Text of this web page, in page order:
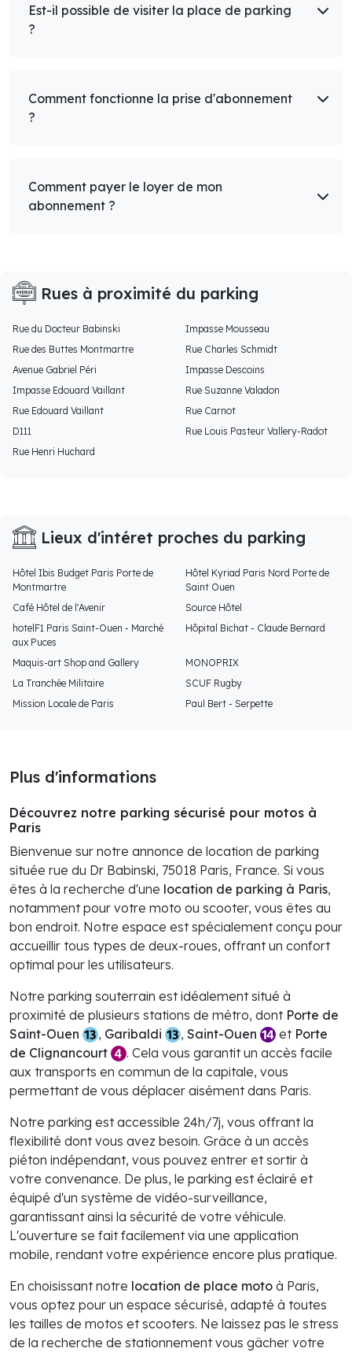
Est-il possible de visiter la place de parking
?
Comment fonctionne la prise d'abonnement
?
Comment payer le loyer de mon
abonnement ?
Rues à proximité du parking
Rue du Docteur Babinski
Impasse Mousseau
Rue des Buttes Montmartre
Rue Charles Schmidt
Avenue Gabriel Péri
Impasse Descoins
Impasse Edouard Vaillant
Rue Suzanne Valadon
Rue Edouard Vaillant
Rue Carnot
D111
Rue Louis Pasteur Vallery-Radot
Rue Henri Huchard
Lieux d'intéret proches du parking
Hôtel Ibis Budget Paris Porte de
Montmartre
Hôtel Kyriad Paris Nord Porte de
Saint Ouen
Café Hôtel de l'Avenir
Source Hôtel
hotelF1 Paris Saint-Ouen - Marché
aux Puces
Hôpital Bichat - Claude Bernard
Maquis-art Shop and Gallery
MONOPRIX
La Tranchée Militaire
SCUF Rugby
Mission Locale de Paris
Paul Bert - Serpette
Plus d'informations
Découvrez notre parking sécurisé pour motos à
Paris
Bienvenue sur notre annonce de location de parking
située rue du Dr Babinski, 75018 Paris, France. Si vous
êtes à la recherche d'une location de parking à Paris,
notamment pour votre moto ou scooter, vous êtes au
bon endroit. Notre espace est spécialement conçu pour
accueillir tous types de deux-roues, offrant un confort
optimal pour les utilisateurs.
Notre parking souterrain est idéalement situé à
proximité de plusieurs stations de métro, dont Porte de
Saint-Ouen
, Garibaldi , Saint-Ouen et Porte
de Clignancourt
. Cela vous garantit un accès facile
aux transports en commun de la capitale, vous
permettant de vous déplacer aisément dans Paris.
Notre parking est accessible 24h/7j, vous offrant la
flexibilité dont vous avez besoin. Grâce à un accès
piéton indépendant, vous pouvez entrer et sortir à
votre convenance. De plus, le parking est éclairé et
équipé d'un système de vidéo-surveillance,
garantissant ainsi la sécurité de votre véhicule.
L'ouverture se fait facilement via une application
mobile, rendant votre expérience encore plus pratique.
En choisissant notre location de place moto à Paris,
vous optez pour un espace sécurisé, adapté à toutes
les tailles de motos et scooters. Ne laissez pas le stress
de la recherche de stationnement vous gâcher votre